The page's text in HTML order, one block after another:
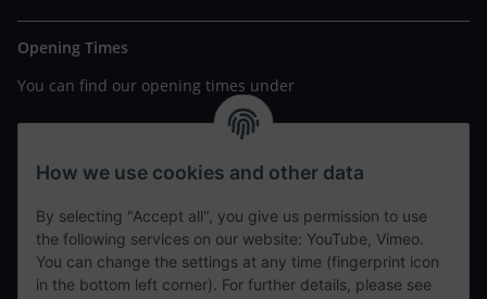
Opening Times
You can find our opening times under
https://www.wannavapor.de/Filialen
your personal site
contact details
tweet
How we use cookies and other data
By selecting "Accept all", you give us permission to use
the following services on our website: YouTube, Vimeo.
You can change the settings at any time (fingerprint icon
in the bottom left corner). For further details, please see